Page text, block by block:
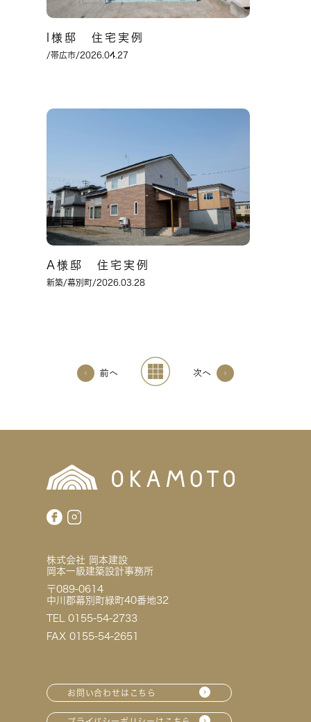
I様邸 住宅実例
/帯広市/2026.04.27
A様邸 住宅実例
新築/幕別町/2026.03.28
前へ 次へ
株式会社 岡本建設
岡本一級建築設計事務所
〒089-0614
中川郡幕別町緑町40番地32
TEL 0155-54-2733
FAX 0155-54-2651
お問い合わせはこちら